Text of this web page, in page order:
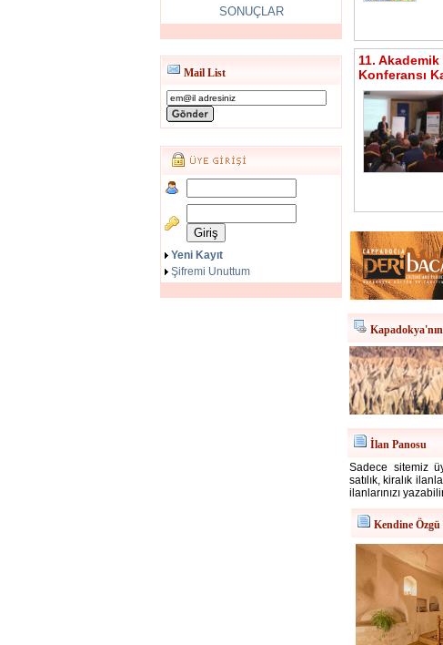
SONUÇLAR
Mail List
Yeni Kayıt
Şifremi Unuttum
11.
Konferansı
İlan Panosu
Sadece sitemiz
satılık, kiralık
ilanlarınızı
Kendine